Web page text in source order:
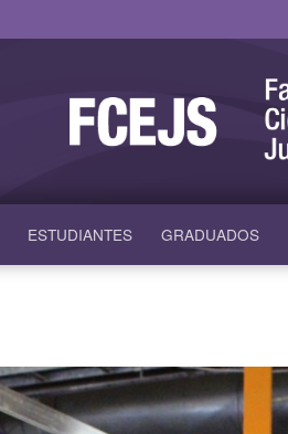
ESTUDIANTES GRADUADOS